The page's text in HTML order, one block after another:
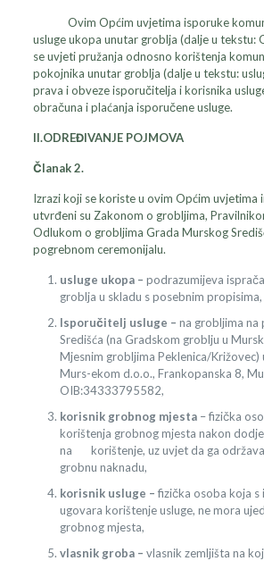
Ovim Općim uvjetima isporuke
usluge ukopa unutar groblja (dalje u tekstu:
se uvjeti pružanja odnosno korištenja
pokojnika unutar groblja (dalje u tekstu:
prava i obveze isporučitelja i korisnika
obračuna i plaćanja isporučene usluge.
II.ODREĐIVANJE POJMOVA
Članak 2.
Izrazi koji se koriste u ovim Općim uvjetima
utvrđeni su Zakonom o grobljima,
Odlukom o grobljima Grada Murskog
pogrebnom ceremonijalu.
usluge ukopa – podrazumijeva
groblja u skladu s posebnim propisima,
Isporučitelj usluge – na grobljima
Središća (na Gradskom groblju u
Mjesnim grobljima Peklenica/Križovec)
Murs-ekom d.o.o., Frankopanska 8,
OIB:34333795582,
korisnik grobnog mjesta– fizička
korištenja grobnog mjesta nakon
na korištenje, uz uvjet da ga održava
grobnu naknadu,
korisnik usluge – fizička osoba koja s
ugovara korištenje usluge, ne mora
grobnog mjesta,
vlasnik groba – vlasnik zemljišta na